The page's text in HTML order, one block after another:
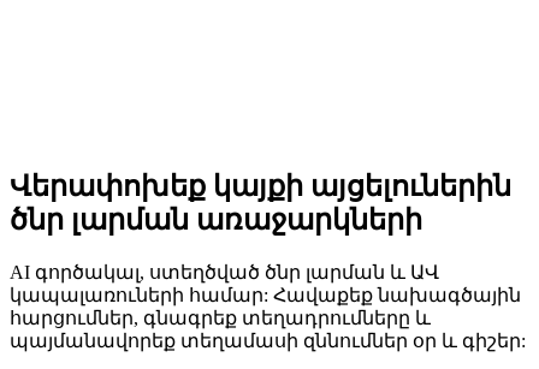
Վերափոխեք կայքի այցելուներին
ծնր լարման առաջարկների
AI գործակալ, ստեղծված ծնր լարման և ԱՎ
կապալառուների համար: Հավաքեք նախագծային
հարցումներ, գնագրեք տեղադրումները և
պայմանավորեք տեղամասի զննումներ օր և գիշեր: